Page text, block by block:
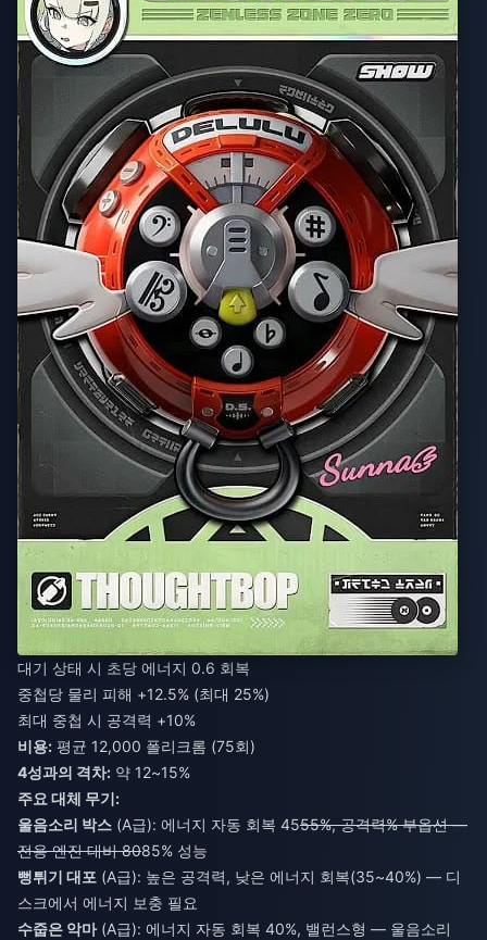
대기 상태 시 초당 에너지 0.6 회복
중첩당 물리 피해 +12.5% (최대 25%)
최대 중첩 시 공격력 +10%
비용: 평균 12,000 폴리크롬 (75회)
4성과의 격차: 약 12~15%
주요 대체 무기:
울음소리 박스 (A급): 에너지 자동 회복 4555%, 공격력% 부옵션 —
전용 엔진 대비 8085% 성능
뻥튀기 대포 (A급): 높은 공격력, 낮은 에너지 회복(35~40%) — 디
스크에서 에너지 보충 필요
수줍은 악마(A급): 에너지 자동 회복 40%, 밸런스형 — 울음소리